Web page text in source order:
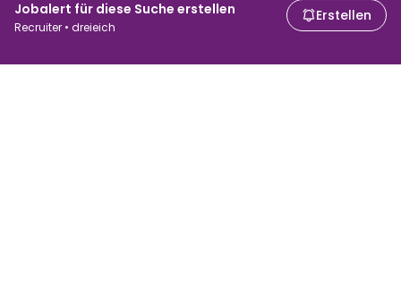
Jobalert für diese Suche erstellen
Recruiter • dreieich
Erstellen